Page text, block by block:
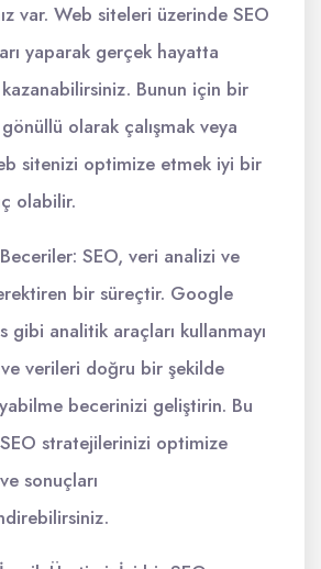
var. Web siteleri üzerinde SEO
yaparak gerçek hayatta
Bunun için bir
olarak çalışmak veya
sitenizi optimize etmek iyi bir
olabilir.
SEO, veri analizi ve
bir süreçtir. Google
gibi analitik araçları kullanmayı
verileri doğru bir şekilde
becerinizi geliştirin. Bu
stratejilerinizi optimize
sonuçları